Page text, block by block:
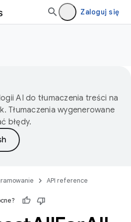
Zaloguj się
AI do tłumaczenia treści na
Tłumaczenia wygenerowane
błędy.
API reference